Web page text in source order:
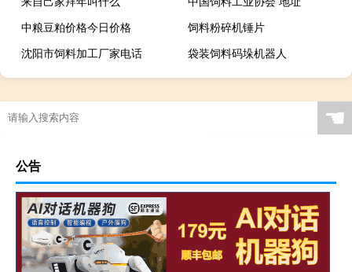
中粮豆粕价格今日价格
饲料粉碎机锤片
沈阳市饲料加工厂家电话
袋装饲料码垛机器人
☚
公告